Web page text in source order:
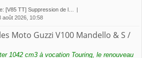
[V85 TT] Suppression de l…
août 2026, 10:58
Moto Guzzi V100 Mandello & S /
1042 cm3 à vocation Touring, le renouveau